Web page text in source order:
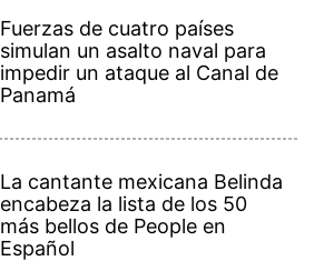
Fuerzas de cuatro países
simulan un asalto naval para
impedir un ataque al Canal de
Panamá
La cantante mexicana Belinda
encabeza la lista de los 50
más bellos de People en
Español